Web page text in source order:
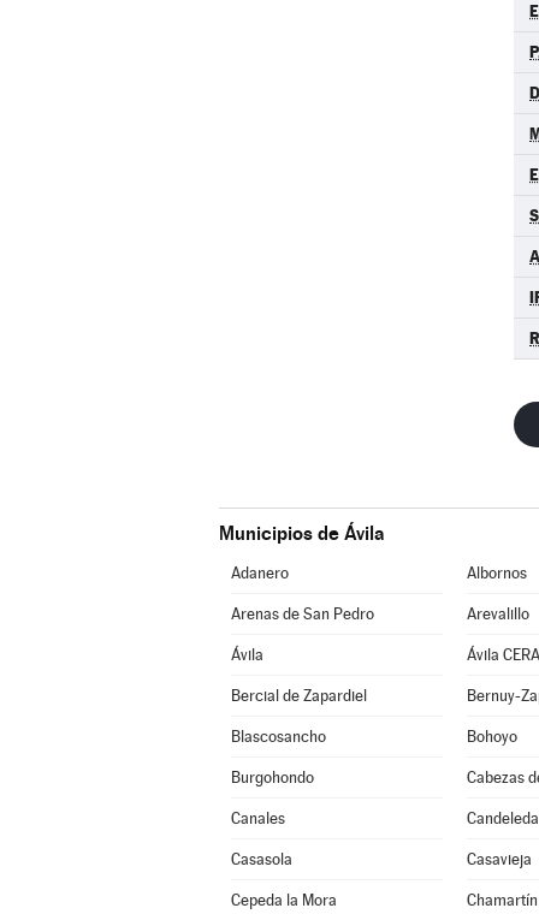
Municipios de Ávila
Adanero Albornos
Arenas de San Pedro Arevalillo
Ávila Ávila CERA
Bercial de Zapardiel Bernuy-
Blascosancho Bohoyo
Burgohondo Cabezas
Canales Candeleda
Casasola Casavieja
Cepeda la Mora Chamartín